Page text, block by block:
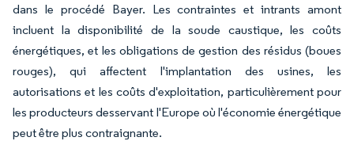
dans le procédé Bayer. Les contraintes et intrants amont
incluent la disponibilité de la soude caustique, les coûts
énergétiques, et les obligations de gestion des résidus (boues
rouges), qui affectent l'implantation des usines, les
autorisations et les coûts d'exploitation, particulièrement pour
les producteurs desservant l'Europe où l'économie énergétique
peut être plus contraignante.